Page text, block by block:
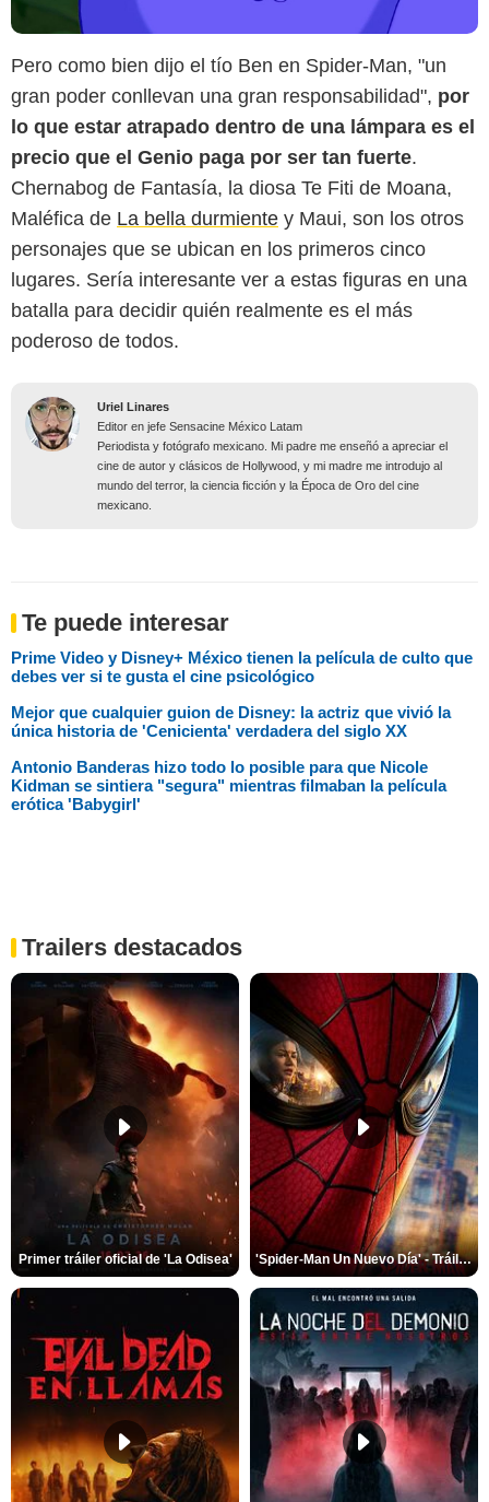
Pero como bien dijo el tío Ben en Spider-Man, "un
gran poder conllevan una gran responsabilidad", por
lo que estar atrapado dentro de una lámpara es el
precio que el Genio paga por ser tan fuerte.
Chernabog de Fantasía, la diosa Te Fiti de Moana,
Maléfica de La bella durmiente y Maui, son los otros
personajes que se ubican en los primeros cinco
lugares. Sería interesante ver a estas figuras en una
batalla para decidir quién realmente es el más
poderoso de todos.
Uriel Linares
Editor en jefe Sensacine México Latam
Periodista y fotógrafo mexicano. Mi padre me enseñó a apreciar el
cine de autor y clásicos de Hollywood, y mi madre me introdujo al
mundo del terror, la ciencia ficción y la Época de Oro del cine
mexicano.
Te puede interesar
Prime Video y Disney+ México tienen la película de culto que
debes ver si te gusta el cine psicológico
Mejor que cualquier guion de Disney: la actriz que vivió la
única historia de 'Cenicienta' verdadera del siglo XX
Antonio Banderas hizo todo lo posible para que Nicole
Kidman se sintiera "segura" mientras filmaban la película
erótica 'Babygirl'
Trailers destacados
Primer tráiler oficial de 'La Odisea' 'Spider-Man Un Nuevo Día' - Tráiler oficial subtitulado